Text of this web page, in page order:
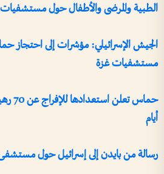
الطبية والمرضى والأطفال حول
الجيش الإسرائيلي: مؤشرات إلى احتجاز
مستشفيات غزة
أيام
رسالة من بايدن إلى إسرائيل حول